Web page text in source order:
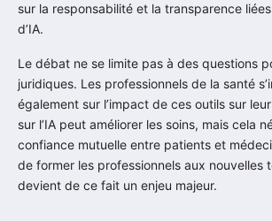
sur la responsabilité et la transparence
d’IA.
Le débat ne se limite pas à des questions
juridiques. Les professionnels de la santé
également sur l’impact de ces outils sur
sur l’IA peut améliorer les soins, mais cela
confiance mutuelle entre patients et
de former les professionnels aux nouvelles
devient de ce fait un enjeu majeur.